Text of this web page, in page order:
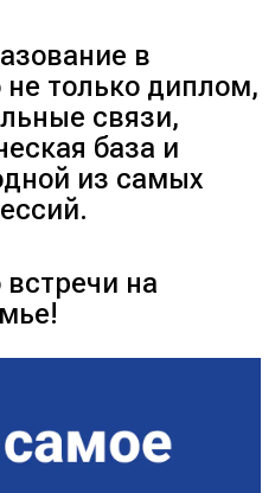
в
только диплом,
связи,
база и
из самых
на